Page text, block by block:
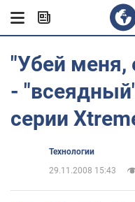
"Убей
-
серии
Технологии
29.11.2008 15:43